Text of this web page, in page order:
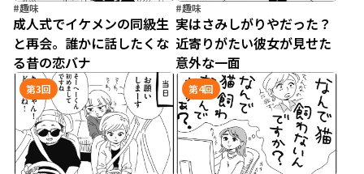
#趣味
成人式でイケメンの同級生
と再会。誰かに話したくな
る昔の恋バナ
#趣味
実はさみしがりやだった？
近寄りがたい彼女が見せた
意外な一面
第3回 第4回